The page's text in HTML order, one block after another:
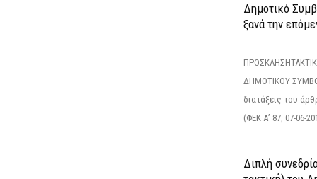
Δημοτικό
ξανά την
ΔΗΜΟΤΙΚΟΥ
διατάξεις του
(ΦΕΚ Α’ 87, 07-06-
Διπλή